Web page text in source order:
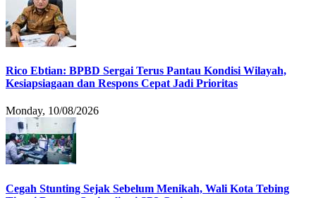
Rico Ebtian: BPBD Sergai Terus Pantau Kondisi Wilayah,
Kesiapsiagaan dan Respons Cepat Jadi Prioritas
Monday, 10/08/2026
Cegah Stunting Sejak Sebelum Menikah, Wali Kota Tebing